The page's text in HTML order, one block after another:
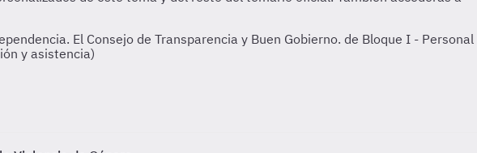
El Consejo de Transparencia y Buen Gobierno. de Bloque I - Personal
y asistencia)